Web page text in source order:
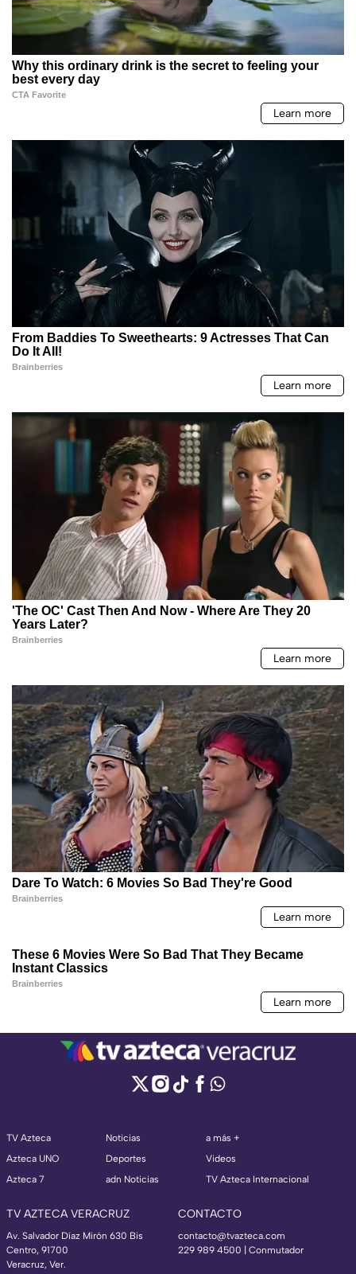
TV Azteca
Azteca UNO
Azteca 7
Noticias
Deportes
adn Noticias
a más +
Videos
TV Azteca Internacional
TV AZTECA VERACRUZ
Av. Salvador Díaz Mirón 630 Bis
Centro, 91700
Veracruz, Ver.
CONTACTO
contacto@tvazteca.com
229 989 4500 | Conmutador